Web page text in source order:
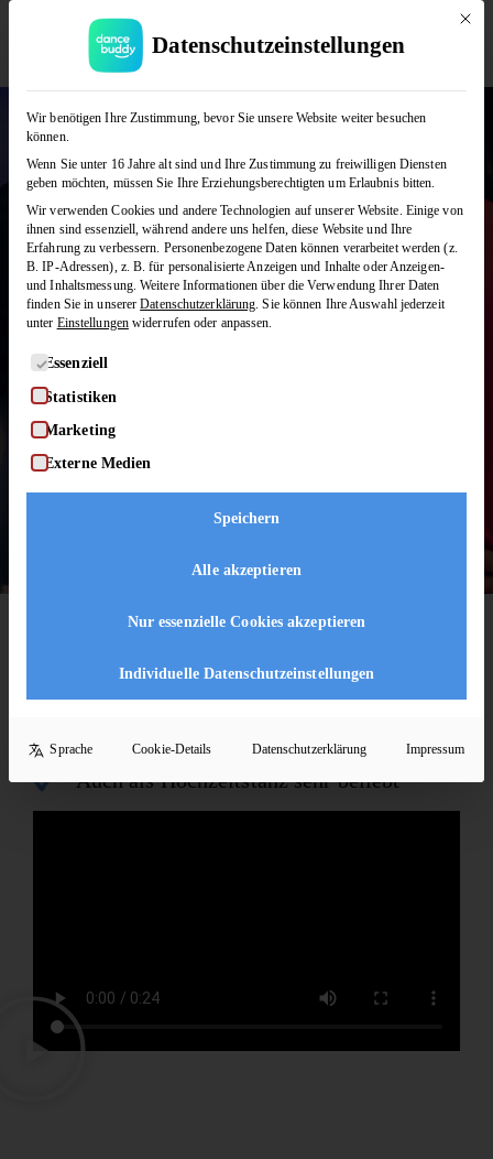
Rumba
steht wie kaum ein anderer Latein-Tanz
für Gefühl und Ausdruck. Ruhige
Bewegungen und emotionale Musik
machen Rumba zu einem besonders
intensiven Tanzerlebnis. Bei dancebuddy
lernt ihr Rumba online und so, wie es in
euren Alltag passt – mit aufeinander
aufbauenden Figuren-Sammlungen.
Rumba auf einen Blick
Gefühlvoller Tanz mit viel Ausdruck
Ruhiges Tempo & romantische Figuren
Auch als Hochzeitstanz sehr beliebt
Mit
Datenschutzeinstellungen
Wir benötigen Ihre Zustimmung, bevor Sie unsere Website weiter besuchen
können.
Wenn Sie unter 16 Jahre alt sind und Ihre Zustimmung zu freiwilligen Diensten
geben möchten, müssen Sie Ihre Erziehungsberechtigten um Erlaubnis bitten.
Wir verwenden Cookies und andere Technologien auf unserer Website. Einige von
ihnen sind essenziell, während andere uns helfen, diese Website und Ihre
Erfahrung zu verbessern. Personenbezogene Daten können verarbeitet werden (z.
B. IP-Adressen), z. B. für personalisierte Anzeigen und Inhalte oder Anzeigen-
und Inhaltsmessung. Weitere Informationen über die Verwendung Ihrer Daten
finden Sie in unsererDatenschutzerklärung. Sie können Ihre Auswahl jederzeit
unter Einstellungenwiderrufen oder anpassen.
Es folgt eine Liste der Service-Gruppen, für die eine
Essenziell
Statistiken
Marketing
Externe Medien
Speichern
Alle akzeptieren
Nur essenzielle Cookies akzeptieren
Individuelle Datenschutzeinstellungen
Sprache Cookie-Details Datenschutzerklärung Impressum